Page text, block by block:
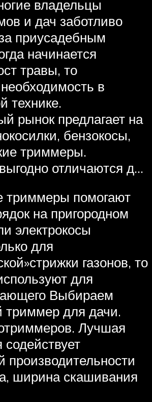
владельцы
и дач заботливо
приусадебным
начинается
травы, то
в
технике.
рынок предлагает на
бензокосы,
триммеры.
отличаются д…
триммеры помогают
на пригородном
электрокосы
для
газонов, то
для
Выбираем
триммер для дачи.
Лучшая
содействует
ширина скашивания